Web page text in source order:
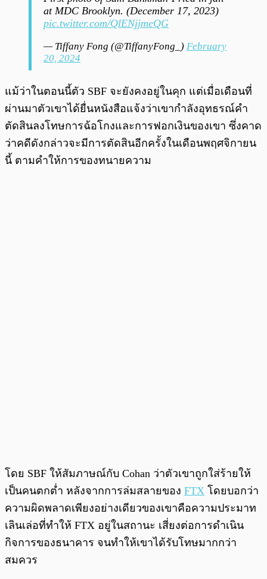
at MDC Brooklyn. (December 17, 2023)
pic.twitter.com/QlENjjmeQG
— Tiffany Fong (@TiffanyFong_) February
20, 2024
แม้ว่าในตอนนี้ตัว SBF จะยังคงอยู่ในคุก แต่เมื่อเดือนที่
ผ่านมาตัวเขาได้ยื่นหนังสือแจ้งว่าเขากำลังอุทธรณ์คำ
ตัดสินลงโทษการฉ้อโกงและการฟอกเงินของเขา ซึ่งคาด
ว่าคดีดังกล่าวจะมีการตัดสินอีกครั้งในเดือนพฤศจิกายน
นี้ ตามคำให้การของทนายความ
โดย SBF ให้สัมภาษณ์กับ Cohan ว่าตัวเขาถูกใส่ร้ายให้
เป็นคนตกต่ำ หลังจากการล่มสลายของ FTX โดยบอกว่า
ความผิดพลาดเพียงอย่างเดียวของเขาคือความประมาท
เลินเล่อที่ทำให้ FTX อยู่ในสถานะ เสี่ยงต่อการดำเนิน
กิจการของธนาคาร จนทำให้เขาได้รับโทษมากกว่า
สมควร